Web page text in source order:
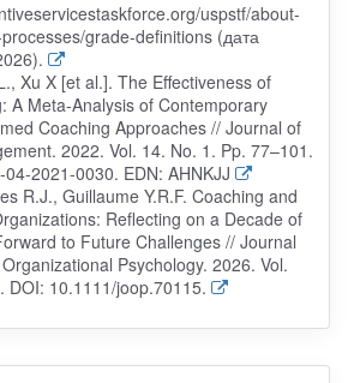
uspstf/about-
grade-definitions (дата
Xu X [et al.]. The Effectiveness of
A Meta-Analysis of Contemporary
Coaching Approaches // Journal of
2022. Vol. 14. No. 1. Pp. 77–101.
2021-0030. EDN: AHNKJJ
R.J., Guillaume Y.R.F. Coaching and
Reflecting on a Decade of
to Future Challenges // Journal
Psychology. 2026. Vol.
DOI: 10.1111/joop.70115.